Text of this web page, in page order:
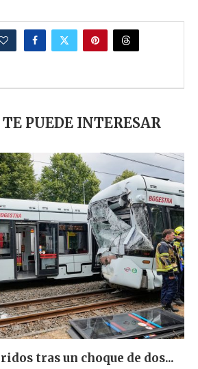
PUEDE INTERESAR
tras un choque de dos...